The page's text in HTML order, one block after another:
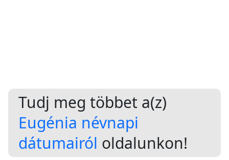
Tudj meg többet a(z)
Eugénia névnapi
dátumairól oldalunkon!